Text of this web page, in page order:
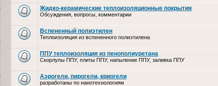
Жидко-керамические теплоизоляционные покрытия
Обсуждения, вопросы, комментарии
Вспененный полиэтилен
Теплоизоляция из вспененного полиэтилена
ППУ теплоизоляция из пенополиуретана
Скорлупы ППУ, плиты ППУ, напыление ППУ, заливка ППУ
Аэрогели, пирогели, криогели
разработаны по нанотехнологиям